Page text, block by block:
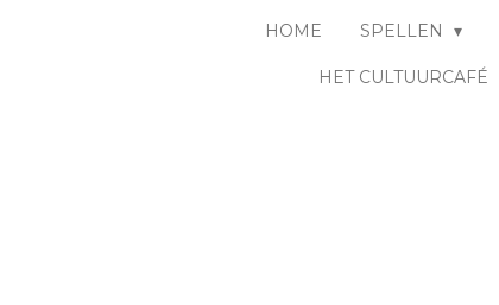
HOME SPELLEN
HET CULTUURCAFÉ